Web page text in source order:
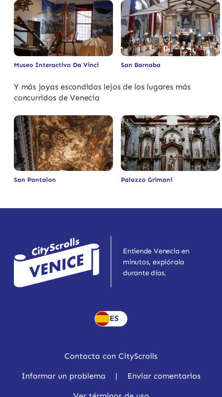
Museo Interactivo Da Vinci San Barnaba
Y más joyas escondidas lejos de los lugares más
concurridos de Venecia
San Pantalon Palazzo Grimani
Entiende Venecia en
minutos, explórala
durante días.
ES
Contacta con CityScrolls
Informar un problema | Enviar comentarios